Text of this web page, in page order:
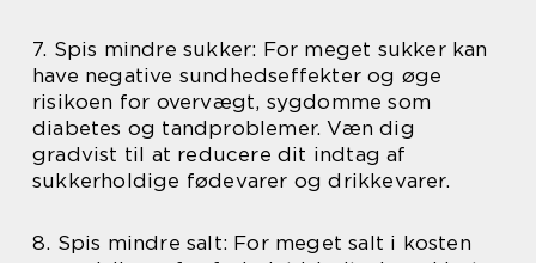
7. Spis mindre sukker: For meget sukker kan
have negative sundhedseffekter og øge
risikoen for overvægt, sygdomme som
diabetes og tandproblemer. Væn dig
gradvist til at reducere dit indtag af
sukkerholdige fødevarer og drikkevarer.
8. Spis mindre salt: For meget salt i kosten